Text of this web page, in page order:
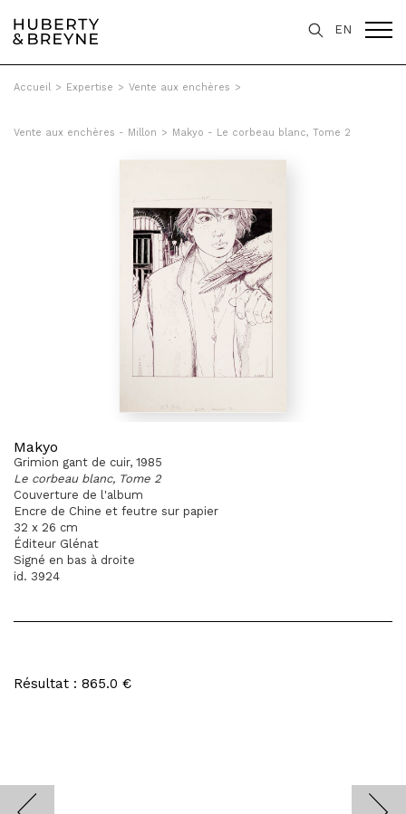
EN
Accueil > Expertise > Vente aux enchères >
Vente aux enchères - Millon > Makyo - Le corbeau blanc, Tome 2
Makyo
Grimion gant de cuir, 1985
Le corbeau blanc, Tome 2
Couverture de l'album
Encre de Chine et feutre sur papier
32 x 26 cm
Éditeur Glénat
Signé en bas à droite
id. 3924
Résultat : 865.0 €